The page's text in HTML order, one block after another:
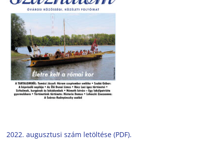
2022. augusztusi szám letöltése (PDF).